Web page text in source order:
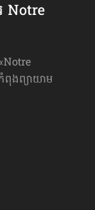
Notre
ពុងព្យាយាម